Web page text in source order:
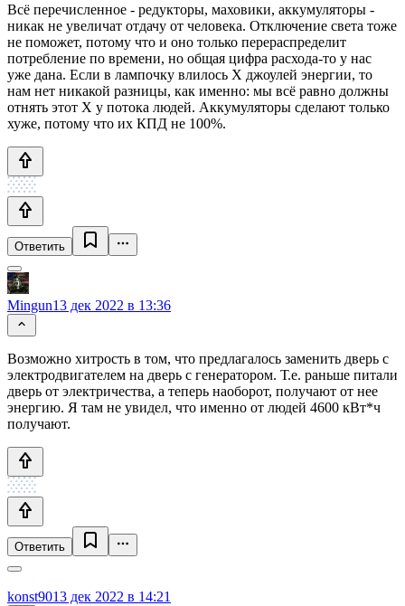
Всё перечисленное - редукторы, маховики, аккумуляторы -
никак не увеличат отдачу от человека. Отключение света тоже
не поможет, потому что и оно только перераспределит
потребление по времени, но общая цифра расхода-то у нас
уже дана. Если в лампочку влилось X джоулей энергии, то
нам нет никакой разницы, как именно: мы всё равно должны
отнять этот X у потока людей. Аккумуляторы сделают только
хуже, потому что их КПД не 100%.
Ответить
Mingun13 дек 2022 в 13:36
Возможно хитрость в том, что предлагалось заменить дверь с
электродвигателем на дверь с генератором. Т.е. раньше питали
дверь от электричества, а теперь наоборот, получают от нее
энергию. Я там не увидел, что именно от людей 4600 кВт*ч
получают.
Ответить
konst9013 дек 2022 в 14:21